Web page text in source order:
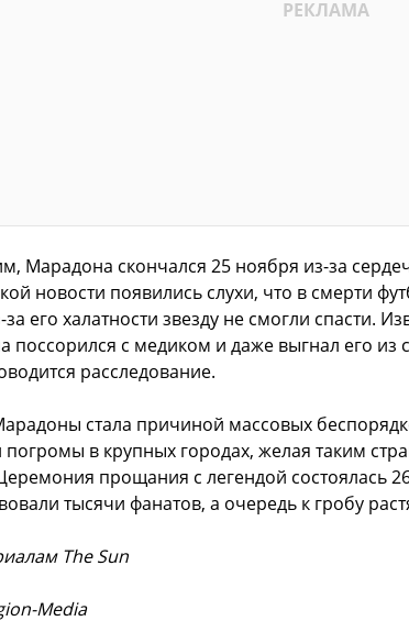
Марадона скончался 25 ноября из-за
новости появились слухи, что в смерти
его халатности звезду не смогли спасти.
поссорился с медиком и даже выгнал его из
расследование.
стала причиной массовых
погромы в крупных городах, желая таким
прощания с легендой состоялась
тысячи фанатов, а очередь к гробу
The Sun
Media